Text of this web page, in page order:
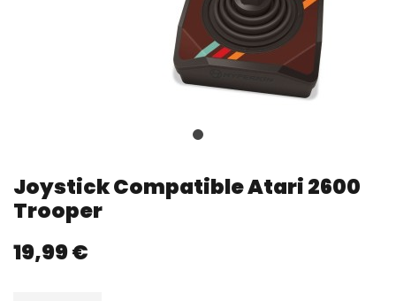
Joystick Compatible Atari 2600
Trooper
19,99 €